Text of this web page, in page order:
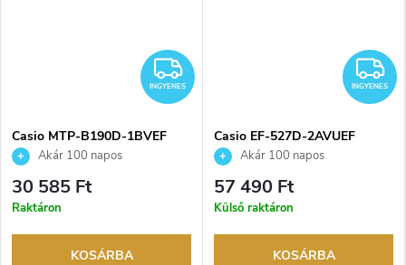
INGYENES
INGYENES
Casio MTP-B190D-1BVEF
karóraAkár 100 napos
visszaküldési lehetőség. Hivatalos
márkakereskedő.
30 585 Ft
Raktáron
KOSÁRBA
INGYENES
Casio EF-527D-2AVUEF
karóraAkár 100 napos
visszaküldési lehetőség. Hivatalos
márkakereskedő.
57 490 Ft
Külső raktáron
KOSÁRBA